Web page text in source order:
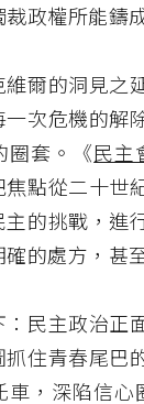
政權所能鑄
維爾的洞見之
一次危機的解
圈套。《民主
焦點從二十世
主的挑戰，進
的處方，甚
：民主政治
抓住青春尾巴
車，深陷信